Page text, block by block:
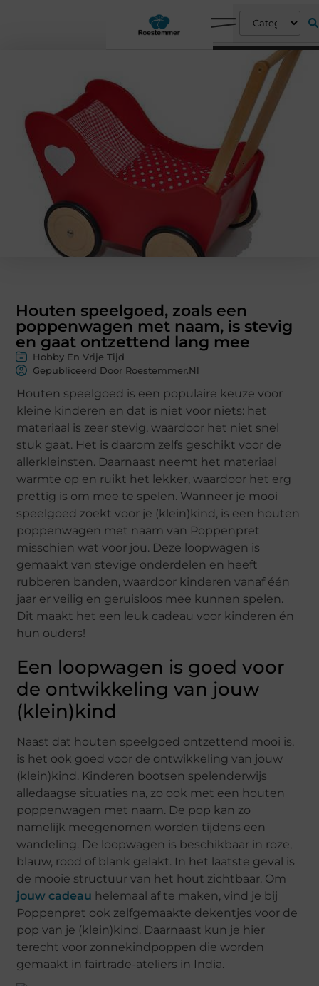
Houten speelgoed, zoals een
poppenwagen met naam, is stevig
en gaat ontzettend lang mee
Hobby En Vrije Tijd
Gepubliceerd Door Roestemmer.nl
Houten speelgoed is een populaire keuze voor
kleine kinderen en dat is niet voor niets: het
materiaal is zeer stevig, waardoor het niet snel
stuk gaat. Het is daarom zelfs geschikt voor de
allerkleinsten. Daarnaast neemt het materiaal
warmte op en ruikt het lekker, waardoor het erg
prettig is om mee te spelen. Wanneer je mooi
speelgoed zoekt voor je (klein)kind, is een houten
poppenwagen met naam van Poppenpret
misschien wat voor jou. Deze loopwagen is
gemaakt van stevige onderdelen en heeft
rubberen banden, waardoor kinderen vanaf één
jaar er veilig en geruisloos mee kunnen spelen.
Dit maakt het een leuk cadeau voor kinderen én
hun ouders!
Een loopwagen is goed voor
de ontwikkeling van jouw
(klein)kind
Naast dat houten speelgoed ontzettend mooi is,
is het ook goed voor de ontwikkeling van jouw
(klein)kind. Kinderen bootsen spelenderwijs
alledaagse situaties na, zo ook met een houten
poppenwagen met naam. De pop kan zo
namelijk meegenomen worden tijdens een
wandeling. De loopwagen is beschikbaar in roze,
blauw, rood of blank gelakt. In het laatste geval is
de mooie structuur van het hout zichtbaar. Om
jouw cadeau helemaal af te maken, vind je bij
Poppenpret ook zelfgemaakte dekentjes voor de
pop van je (klein)kind. Daarnaast kun je hier
terecht voor zonnekindpoppen die worden
gemaakt in fairtrade-ateliers in India.